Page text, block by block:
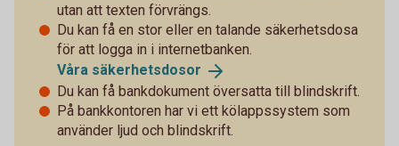
utan att texten förvrängs.
Du kan få en stor eller en talande säkerhetsdosa
för att logga in i internetbanken.
Våra säkerhetsdosor
Du kan få bankdokument översatta till blindskrift.
På bankkontoren har vi ett kölappssystem som
använder ljud och blindskrift.